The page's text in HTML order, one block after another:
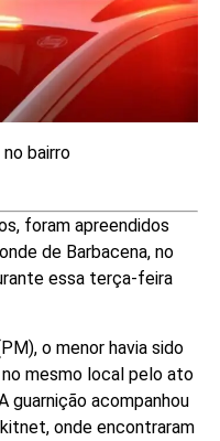
bairro
foram apreendidos
de Barbacena, no
essa terça-feira
o menor havia sido
mesmo local pelo ato
guarnição acompanhou
onde encontraram